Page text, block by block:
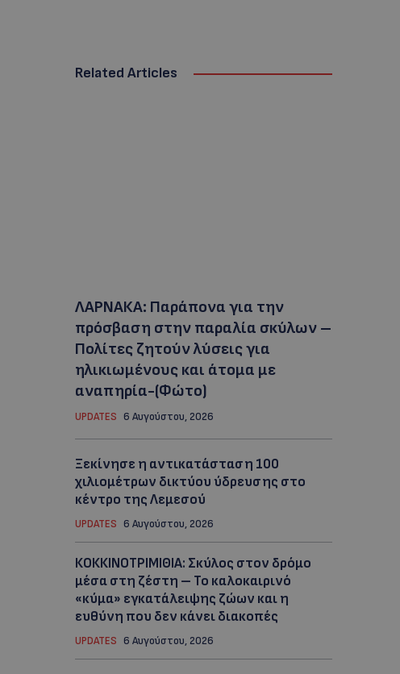
Related Articles
ΛΑΡΝΑΚΑ: Παράπονα για την
πρόσβαση στην παραλία σκύλων –
Πολίτες ζητούν λύσεις για
ηλικιωμένους και άτομα με
αναπηρία-(Φώτο)
UPDATES 6 Αυγούστου, 2026
Ξεκίνησε η αντικατάσταση 100
χιλιομέτρων δικτύου ύδρευσης στο
κέντρο της Λεμεσού
UPDATES 6 Αυγούστου, 2026
ΚΟΚΚΙΝΟΤΡΙΜΙΘΙΑ: Σκύλος στον δρόμο
μέσα στη ζέστη – Το καλοκαιρινό
«κύμα» εγκατάλειψης ζώων και η
ευθύνη που δεν κάνει διακοπές
UPDATES 6 Αυγούστου, 2026